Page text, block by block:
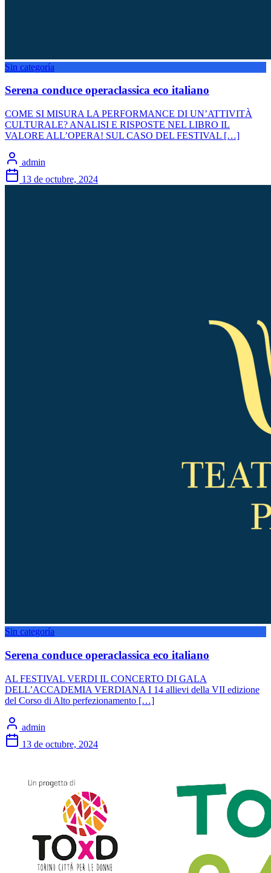
Sin categoría
Serena conduce operaclassica eco italiano
COME SI MISURA LA PERFORMANCE DI UN’ATTIVITÀ
CULTURALE? ANALISI E RISPOSTE NEL LIBRO IL
VALORE ALL’OPERA! SUL CASO DEL FESTIVAL […]
admin
13 de octubre, 2024
Sin categoría
Serena conduce operaclassica eco italiano
AL FESTIVAL VERDI IL CONCERTO DI GALA
DELL’ACCADEMIA VERDIANA I 14 allievi della VII edizione
del Corso di Alto perfezionamento […]
admin
13 de octubre, 2024